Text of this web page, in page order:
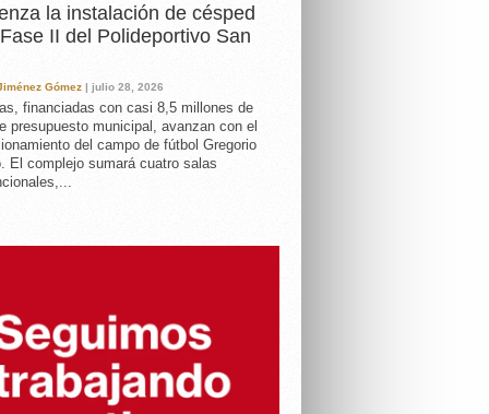
la instalación de césped
II del Polideportivo San
Gómez | julio 28, 2026
financiadas con casi 8,5 millones de
presupuesto municipal, avanzan con el
del campo de fútbol Gregorio
El complejo sumará cuatro salas